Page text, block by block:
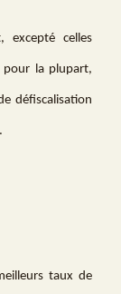
excepté celles
pour la plupart,
défiscalisation
taux de